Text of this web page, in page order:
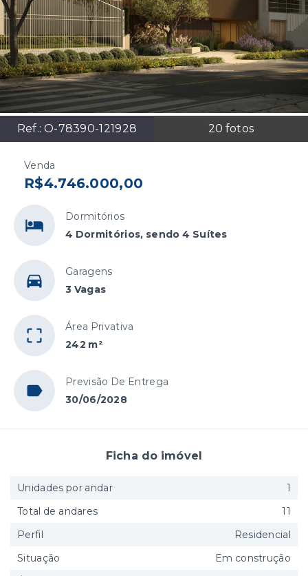
Ref.: O-78390-121928 20 fotos
Venda
R$4.746.000,00
Dormitórios
4 Dormitórios, sendo 4 Suítes
Garagens
3 Vagas
Área Privativa
242 m²
Previsão De Entrega
30/06/2028
Ficha do imóvel
Unidades por andar
1
Total de andares
11
Perfil
Residencial
Situação
Em construção